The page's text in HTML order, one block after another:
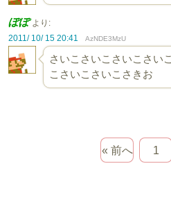
ぽぽ より:
2011/ 10/ 15 20:41
AzNDE3MzU
さいこさいこさいこさい
こさいこさいこさきお
« 前へ 1